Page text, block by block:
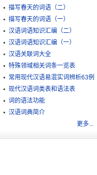
描写春天的词语（二）
描写春天的词语（一）
汉语词语知识汇编（二）
汉语词语知识汇编（一）
汉语关联词大全
特殊领域相关词条一览表
常用现代汉语易混实词辨析63例
现代汉语词类表和语法表
词的语法功能
汉语词典简介
更多...